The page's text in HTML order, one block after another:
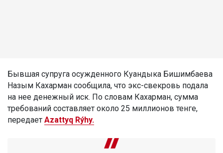
Бывшая супруга осужденного Куандыка Бишимбаева
Назым Кахарман сообщила, что экс-свекровь подала
на нее денежный иск. По словам Кахарман, сумма
требований составляет около 25 миллионов тенге,
передает Azattyq Rýhy.